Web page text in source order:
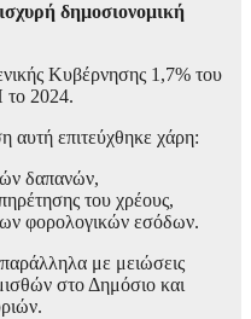
δημοσιονομική
Κυβέρνησης 1,7% του
2024.
αυτή επιτεύχθηκε χάρη:
δαπανών,
του χρέους,
φορολογικών εσόδων.
με μειώσεις
στο Δημόσιο και